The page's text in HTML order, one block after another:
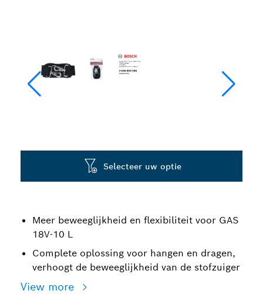
Meer beweeglijkheid en flexibiliteit voor GAS
18V-10 L
Complete oplossing voor hangen en dragen,
verhoogt de beweeglijkheid van de stofzuiger
View more
Selecteer uw optie